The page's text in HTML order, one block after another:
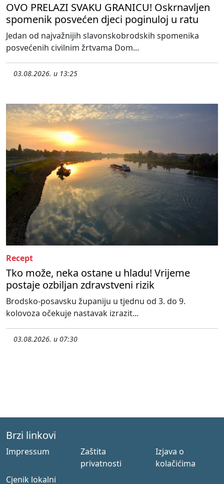
OVO PRELAZI SVAKU GRANICU! Oskrnavljen
spomenik posvećen djeci poginuloj u ratu
Jedan od najvažnijih slavonskobrodskih spomenika
posvećenih civilnim žrtvama Dom...
03.08.2026. u 13:25
Recept
Tko može, neka ostane u hladu! Vrijeme
postaje ozbiljan zdravstveni rizik
Brodsko-posavsku županiju u tjednu od 3. do 9.
kolovoza očekuje nastavak izrazit...
03.08.2026. u 07:30
Brzi linkovi
Impressum
Zaštita
privatnosti
Izjava o
kolačićima
Cjenik lokalni